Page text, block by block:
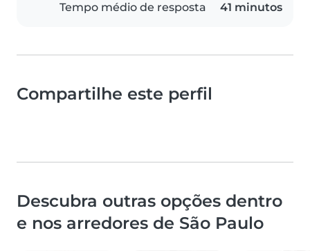
Tempo médio de resposta 41 minutos
Compartilhe este perfil
Descubra outras opções dentro
e nos arredores de São Paulo